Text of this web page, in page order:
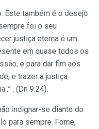
Este também é o desejo
foi o seu
justiça eterna é um
em quase todos os
e para dar fim aos
e trazer a justiça
. (Dn 9.24).
indignar-se diante do
para sempre. Fome,